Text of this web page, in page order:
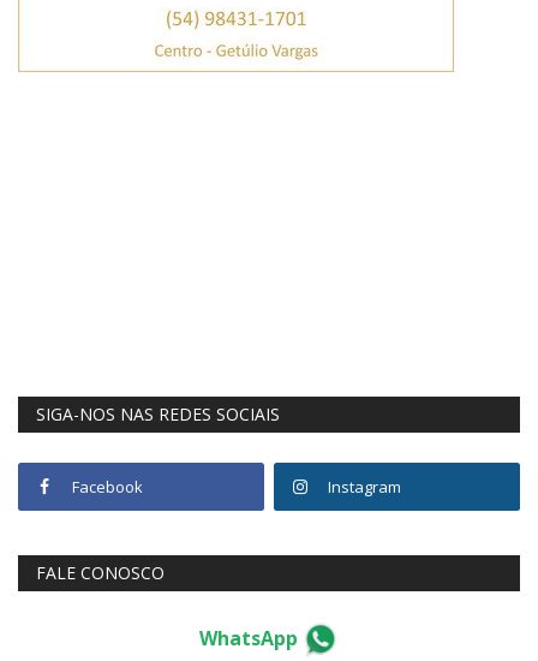
SIGA-NOS NAS REDES SOCIAIS
Facebook Instagram
FALE CONOSCO
WhatsApp